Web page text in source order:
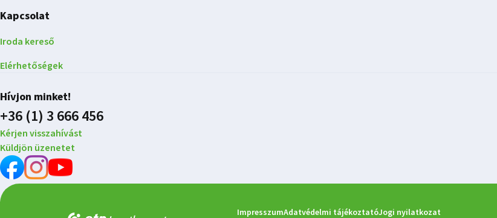
Kapcsolat
Iroda kereső
Elérhetőségek
Hívjon minket!
+36 (1) 3 666 456
Kérjen visszahívást
Küldjön üzenetet
ImpresszumAdatvédelmi tájékoztatóJogi nyilatkozat